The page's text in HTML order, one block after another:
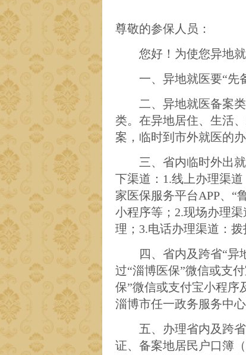
尊敬的参保人员：
您好！为使您异地
一、 异地就医要“先
二、 异地就医备案
类。 在异地居住、生活
案，临时到市外就医的
三、省内临时外出
下渠道：1.线上办理渠道
家医保服务平台APP、“
小程序等；2.现场办理
理；3.电话办理渠道：拨
四、省内及跨省“异
过“淄博医保”微信或支
保”微信或支付宝小程序
淄博市任一政务服务中心
五、 办理省内及跨省
证、备案地居民户口簿